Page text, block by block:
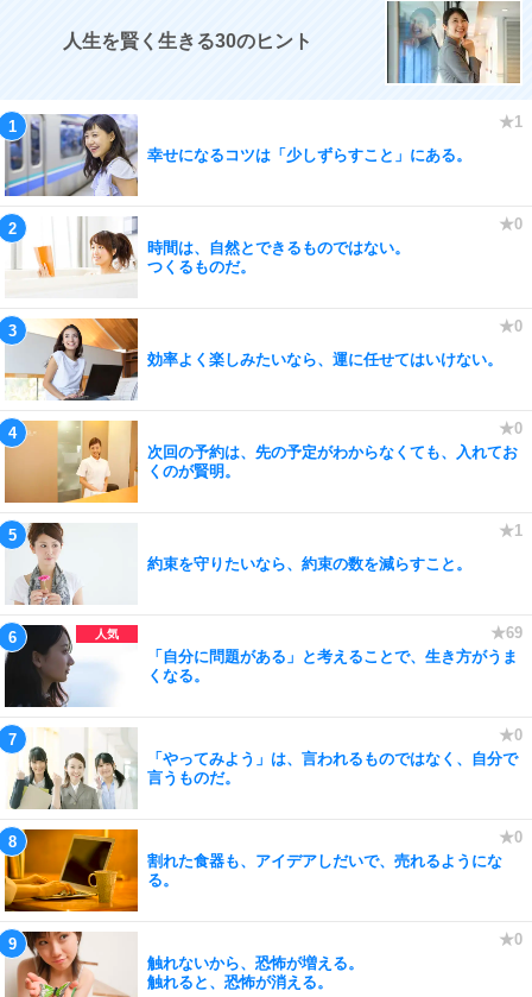
人生を賢く生きる30のヒント
幸せになるコツは「少しずらすこと」にある。
時間は、自然とできるものではない。
つくるものだ。
効率よく楽しみたいなら、運に任せてはいけない。
次回の予約は、先の予定がわからなくても、入れてお
くのが賢明。
約束を守りたいなら、約束の数を減らすこと。
「自分に問題がある」と考えることで、生き方がうま
くなる。
「やってみよう」は、言われるものではなく、自分で
言うものだ。
割れた食器も、アイデアしだいで、売れるようにな
る。
触れないから、恐怖が増える。
触れると、恐怖が消える。